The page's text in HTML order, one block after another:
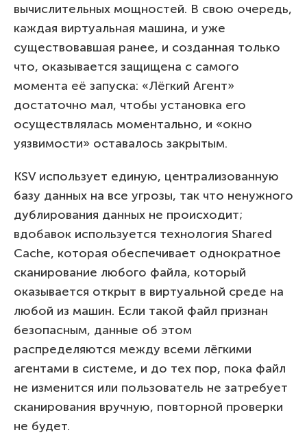
вычислительных мощностей. В свою очередь,
каждая виртуальная машина, и уже
существовавшая ранее, и созданная только
что, оказывается защищена с самого
момента её запуска: «Лёгкий Агент»
достаточно мал, чтобы установка его
осуществлялась моментально, и «окно
уязвимости» оставалось закрытым.
KSV использует единую, централизованную
базу данных на все угрозы, так что ненужного
дублирования данных не происходит;
вдобавок используется технология Shared
Cache, которая обеспечивает однократное
сканирование любого файла, который
оказывается открыт в виртуальной среде на
любой из машин. Если такой файл признан
безопасным, данные об этом
распределяются между всеми лёгкими
агентами в системе, и до тех пор, пока файл
не изменится или пользователь не затребует
сканирования вручную, повторной проверки
не будет.